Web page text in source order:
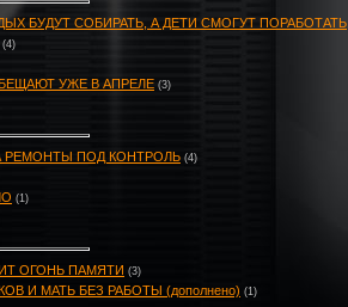
БУДУТ СОБИРАТЬ, А ДЕТИ СМОГУТ ПОРАБОТАТЬ
(4)
УЖЕ В АПРЕЛЕ (3)
РЕМОНТЫ ПОД КОНТРОЛЬ (4)
(1)
ОГОНЬ ПАМЯТИ (3)
И МАТЬ БЕЗ РАБОТЫ (дополнено) (1)